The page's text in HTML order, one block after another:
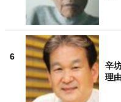
6
辛
理